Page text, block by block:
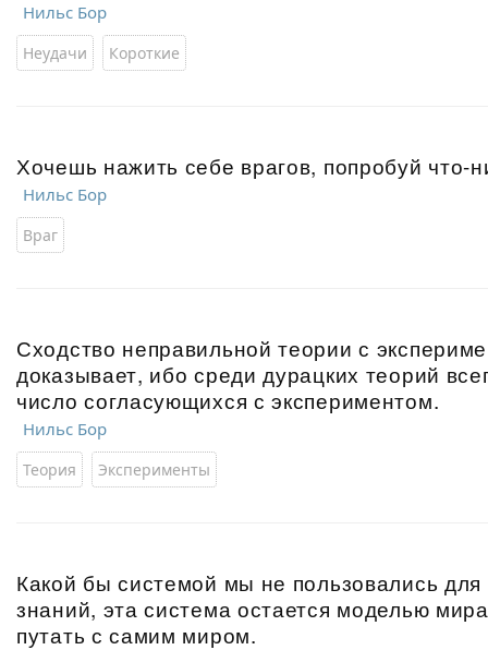
Нильс Бор
Неудачи Короткие
Хочешь нажить себе врагов, попробуй что-
Нильс Бор
Враг
Сходство неправильной теории с
доказывает, ибо среди дурацких теорий
число согласующихся с экспериментом.
Нильс Бор
Теория Эксперименты
Какой бы системой мы не пользовались
знаний, эта система остается моделью
путать с самим миром.